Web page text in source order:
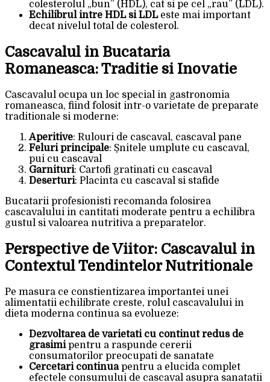
colesterolul „bun” (HDL), cat si pe cel „rau” (LDL).
Echilibrul intre HDL si LDLeste mai important
decat nivelul total de colesterol.
Cascavalul in Bucataria
Romaneasca: Traditie si Inovatie
Cascavalul ocupa un loc special in gastronomia
romaneasca, fiind folosit intr-o varietate de preparate
traditionale si moderne:
Aperitive: Rulouri de cascaval, cascaval pane
Feluri principale: Șnitele umplute cu cascaval,
pui cu cascaval
Garnituri: Cartofi gratinati cu cascaval
Deserturi: Placinta cu cascaval si stafide
Bucatarii profesionisti recomanda folosirea
cascavalului in cantitati moderate pentru a echilibra
gustul si valoarea nutritiva a preparatelor.
Perspective de Viitor: Cascavalul in
Contextul Tendintelor Nutritionale
Pe masura ce constientizarea importantei unei
alimentatii echilibrate creste, rolul cascavalului in
dieta moderna continua sa evolueze:
Dezvoltarea de varietati cu continut redus de
grasimipentru a raspunde cererii
consumatorilor preocupati de sanatate
Cercetari continuapentru a elucida complet
efectele consumului de cascaval asupra sanatatii